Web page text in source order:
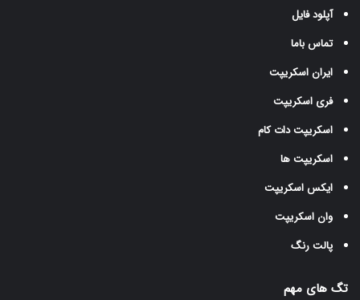
آپلود فایل
تماس باما
ایران اسکریپت
فری اسکریپت
اسکریپت دات کام
اسکریپت ها
ایکس اسکریپت
وان اسکریپت
پالت رنگ
تگ های مهم